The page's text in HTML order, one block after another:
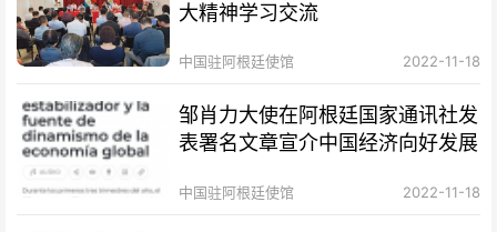
大精神学习交流
中国驻阿根廷使馆 2022-11-18
邹肖力大使在阿根廷国家通讯社发
表署名文章宣介中国经济向好发展
中国驻阿根廷使馆 2022-11-18